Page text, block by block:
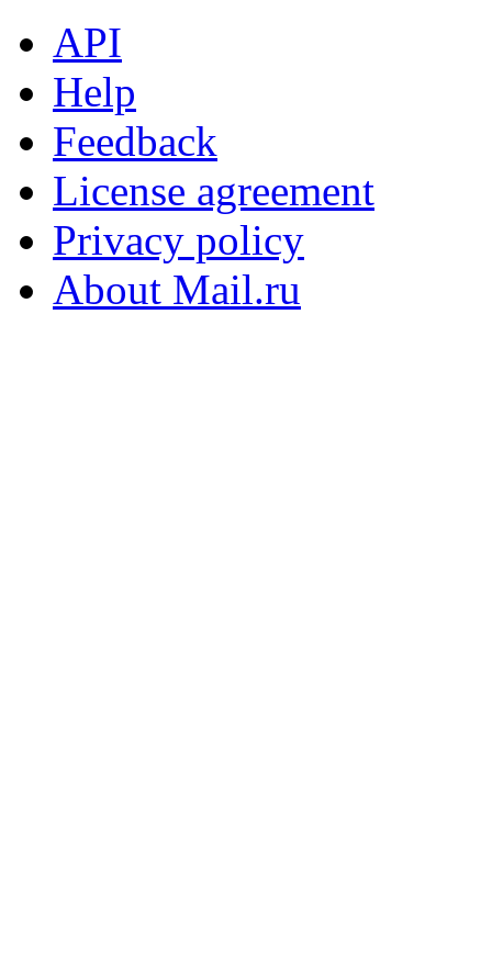
API
Help
Feedback
License agreement
Privacy policy
About Mail.ru